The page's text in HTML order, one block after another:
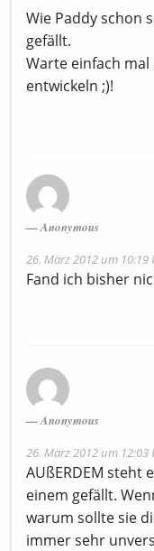
Wie Paddy schon
gefällt.
Warte einfach
entwickeln ;)!
Anonymous
26. März 2012 um 10:19
Fand ich bisher
Anonymous
26. März 2012 um 12:03
AUßERDEM steht
einem gefällt.
warum sollte sie
immer sehr